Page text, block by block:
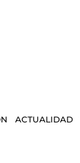
ACTUALIDAD